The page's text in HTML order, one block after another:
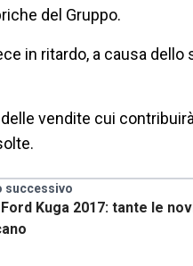
del Gruppo.
in ritardo, a causa dello
vendite cui
successivo
Kuga 2017: tante le